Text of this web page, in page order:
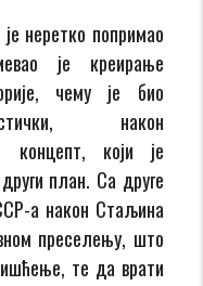
неретко попримао
је креирање
чему је био
након
концепт, који је
план. Са друге
а након Стаљина
преселењу, што
те да врати